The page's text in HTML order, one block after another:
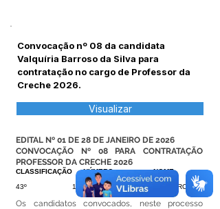
Convocação nº 08 da candidata
Valquíria Barroso da Silva para
contratação no cargo de Professor da
Creche 2026.
Visualizar
EDITAL Nº 01 DE 28 DE JANEIRO DE 2026
CONVOCAÇÃO Nº 08 PARA CONTRATAÇÃO
PROFESSOR DA CRECHE 2026
CLASSIFICAÇÃO
NÚMERO
INSCRIÇÃO
NOME
43º
136
VALQUÍRIA BARROSO
DA SILVA
Os candidatos convocados, neste processo